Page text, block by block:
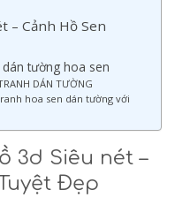
– Cảnh Hồ Sen
tường hoa sen
DÁN TƯỜNG
hoa sen dán tường với
3d Siêu nét –
Đẹp